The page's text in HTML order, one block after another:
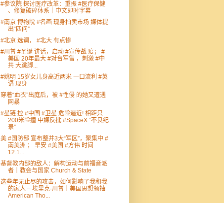
#参议院 探讨医疗改革：重振 #医疗保健
、修复破碎体系｜中文即时字幕
#南京 博物院 #名画 现身拍卖市场 媒体提
出“四问”
#北京 选调， #北大 有点惨
#川普 #圣诞 讲话，启动 #宣传战 疫； #
美国 20年最大 #对台军售 ，刺激 #中
共 大跳脚...
#姚明 15岁女儿身高近两米 一口流利 #英
语 现身
穿着“血衣”出庭后，被 #性侵 的她又遭遇
网暴
#星链 控 #中国 #卫星 危险逼近! 相距只
200米险撞 中媒反批 #SpaceX “不良纪
录”
美 #国防部 宣布整并3大“军区”，聚集中 #
南美洲 ； 早安 #美国 #方伟 时间
12.1...
基督教内部的敌人：解构运动与前福音派
者｜教会与国家 Church & State
这些年无止尽的攻击，如何影响了我和我
的家人 – 埃里克·川普｜美国思想领袖
American Tho...